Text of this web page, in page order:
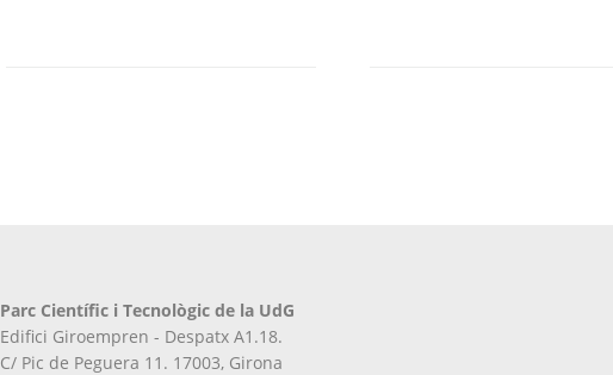
Parc Científic i Tecnològic de la UdG
Edifici Giroempren - Despatx A1.18.
C/ Pic de Peguera 11. 17003, Girona